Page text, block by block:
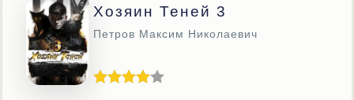
Хозяин Теней 3
Петров Максим Николаевич